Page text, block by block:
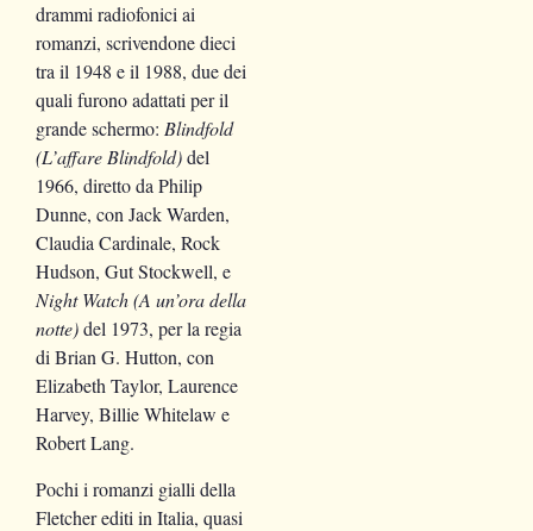
drammi radiofonici ai
romanzi, scrivendone dieci
tra il 1948 e il 1988, due dei
quali furono adattati per il
grande schermo: Blindfold
(L’affare Blindfold)del
1966, diretto da Philip
Dunne, con Jack Warden,
Claudia Cardinale, Rock
Hudson, Gut Stockwell, e
Night Watch (A un’ora della
notte)del 1973, per la regia
di Brian G. Hutton, con
Elizabeth Taylor, Laurence
Harvey, Billie Whitelaw e
Robert Lang.
Pochi i romanzi gialli della
Fletcher editi in Italia, quasi